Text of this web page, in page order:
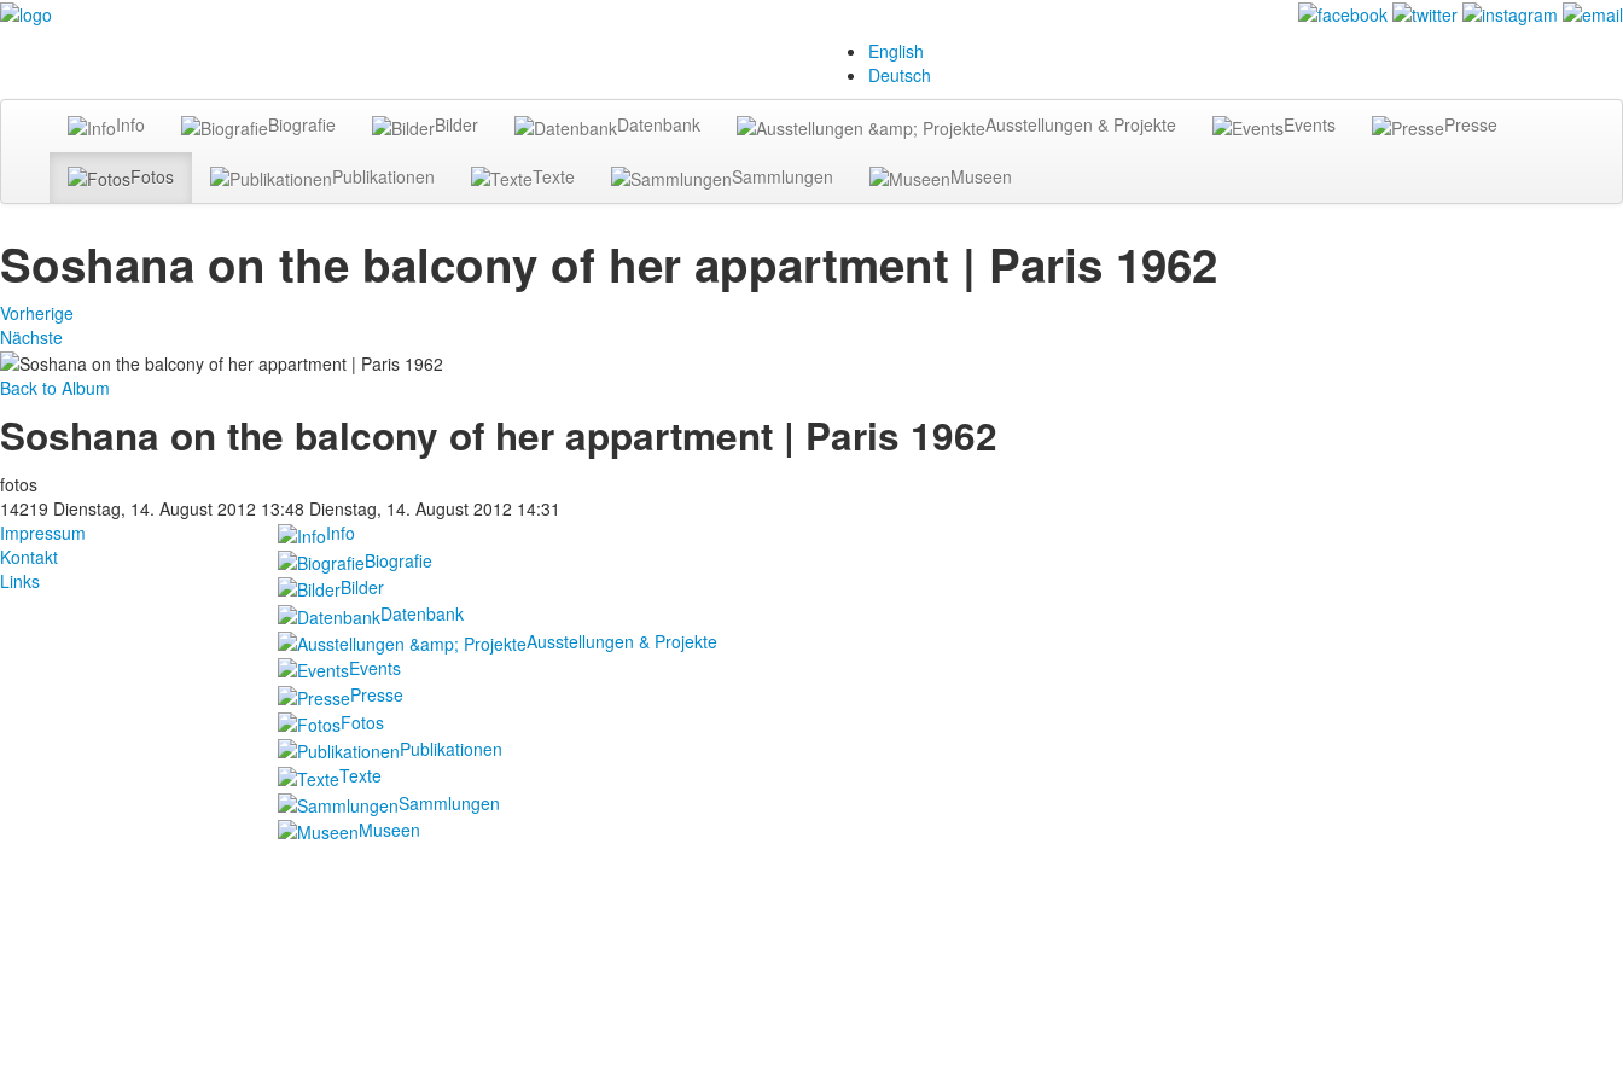
English
Deutsch
Info Biografie Bilder Datenbank Ausstellungen & Projekte Events Presse
Fotos Publikationen Texte Sammlungen Museen
Soshana on the balcony of her appartment | Paris 1962
Vorherige
Nächste
Back to Album
Soshana on the balcony of her appartment | Paris 1962
fotos
14219 Dienstag, 14. August 2012 13:48 Dienstag, 14. August 2012 14:31
Impressum
Kontakt
Links
Info
Biografie
Bilder
Datenbank
Ausstellungen & Projekte
Events
Presse
Fotos
Publikationen
Texte
Sammlungen
Museen